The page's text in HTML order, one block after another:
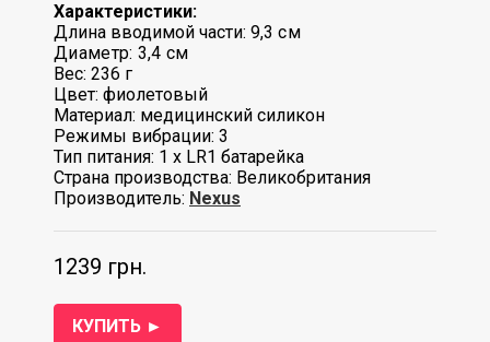
Характеристики:
Длина вводимой части: 9,3 см
Диаметр: 3,4 см
Вес: 236 г
Цвет: фиолетовый
Материал: медицинский силикон
Режимы вибрации: 3
Тип питания: 1 х LR1 батарейка
Страна производства: Великобритания
Производитель: Nexus
КУПИТЬ ►
1239 грн.